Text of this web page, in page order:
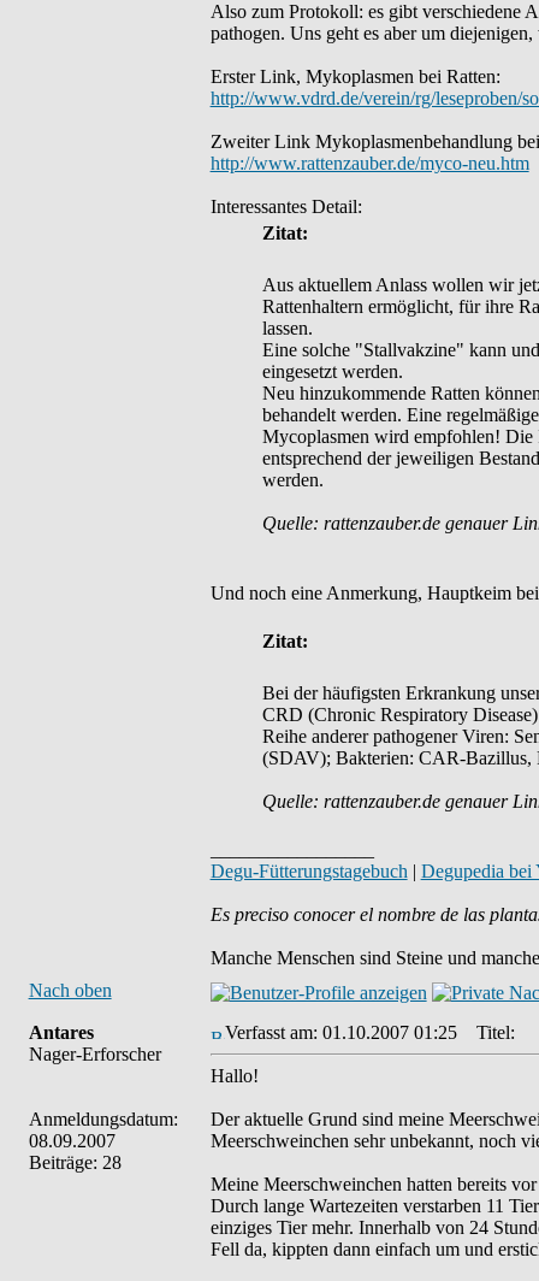
Also zum Protokoll: es gibt verschiedene
pathogen. Uns geht es aber um
Erster Link, Mykoplasmen bei Ratten:
http://www.vdrd.de/verein/rg/leseproben/
Zweiter Link Mykoplasmenbehandlung
http://www.rattenzauber.de/myco-neu.htm
Interessantes Detail:
Zitat:
Aus aktuellem Anlass wollen wir
Rattenhaltern ermöglicht, für ihre
lassen.
Eine solche "Stallvakzine" kann
eingesetzt werden.
Neu hinzukommende Ratten
behandelt werden. Eine
Mycoplasmen wird empfohlen! Die
entsprechend der jeweiligen
werden.
Quelle: rattenzauber.de genauer
Und noch eine Anmerkung, Hauptkeim
Zitat:
Bei der häufigsten Erkrankung
CRD (Chronic Respiratory
Reihe anderer pathogener Viren:
(SDAV); Bakterien: CAR-Bazillus,
Quelle: rattenzauber.de genauer
Degu-Fütterungstagebuch | Degupedia bei
Es preciso conocer el nombre de las
Manche Menschen sind Steine und
Nach oben
Antares
Nager-Erforscher
Anmeldungsdatum:
08.09.2007
Beiträge: 28
Verfasst am: 01.10.2007 01:25 Titel:
Hallo!
Der aktuelle Grund sind meine
Meerschweinchen sehr unbekannt, noch
Meine Meerschweinchen hatten bereits
Durch lange Wartezeiten verstarben 11
einziges Tier mehr. Innerhalb von 24
Fell da, kippten dann einfach um und